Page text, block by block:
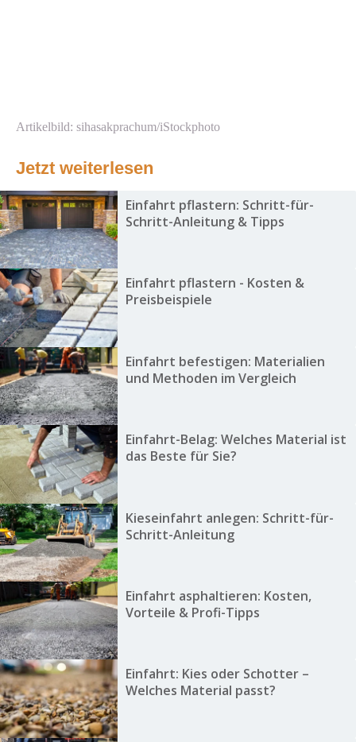
Artikelbild: sihasakprachum/iStockphoto
Jetzt weiterlesen
Einfahrt pflastern: Schritt-für-
Schritt-Anleitung & Tipps
Einfahrt pflastern - Kosten &
Preisbeispiele
Einfahrt befestigen: Materialien
und Methoden im Vergleich
Einfahrt-Belag: Welches Material ist
das Beste für Sie?
Kieseinfahrt anlegen: Schritt-für-
Schritt-Anleitung
Einfahrt asphaltieren: Kosten,
Vorteile & Profi-Tipps
Einfahrt: Kies oder Schotter –
Welches Material passt?